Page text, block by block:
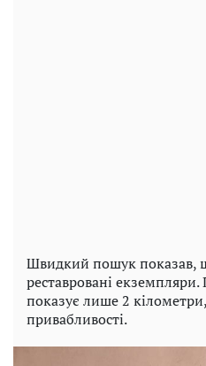
Швидкий пошук показав,
реставровані
показує лише 2
привабливості.